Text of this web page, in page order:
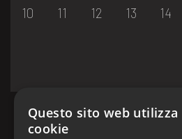
10 11 12 13 14
17 18 19 20 21
Questo sito web utilizza
cookie